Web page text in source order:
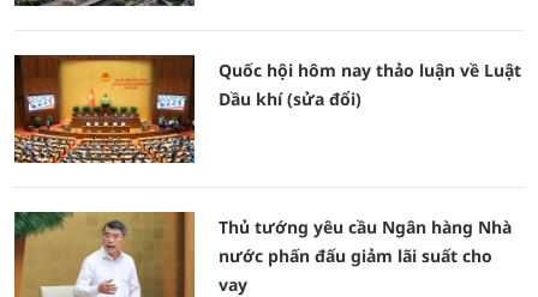
Quốc hội hôm nay thảo luận về Luật
Dầu khí (sửa đổi)
Thủ tướng yêu cầu Ngân hàng Nhà
nước phấn đấu giảm lãi suất cho
vay